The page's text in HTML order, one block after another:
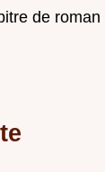
de roman